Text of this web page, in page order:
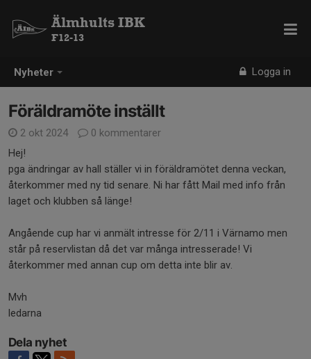
Nyheter Logga in
Älmhults IBK
F12-13
Föräldramöte inställt
2 okt 2024
0 kommentarer
Hej!
pga ändringar av hall ställer vi in föräldramötet denna veckan,
återkommer med ny tid senare. Ni har fått Mail med info från
laget och klubben så länge!
Angående cup har vi anmält intresse för 2/11 i Värnamo men
står på reservlistan då det var många intresserade! Vi
återkommer med annan cup om detta inte blir av.
Mvh
ledarna
Dela nyhet